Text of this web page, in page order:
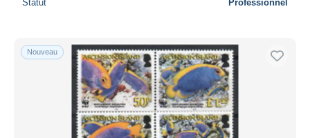
Tout désélectionner
Monde entier
Statut Professionnel
Nouveau